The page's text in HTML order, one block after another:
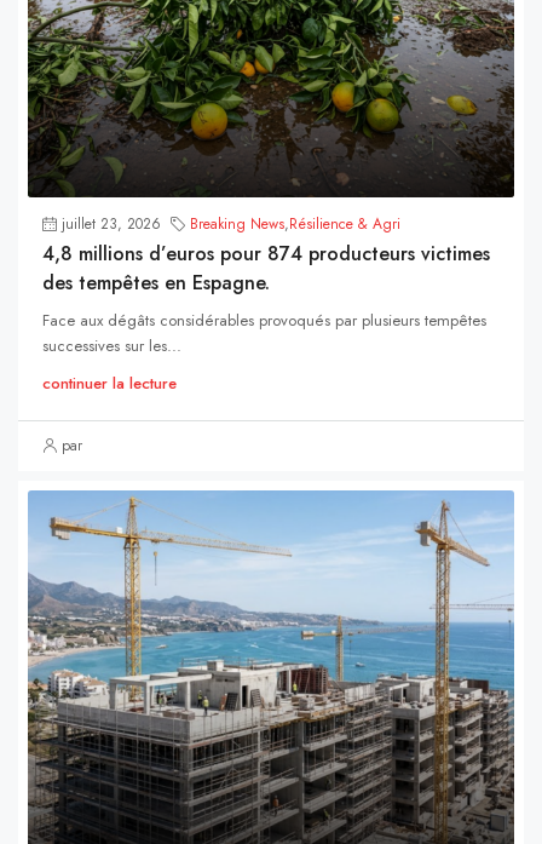
juillet 23, 2026 Breaking News,Résilience & Agri
4,8 millions d’euros pour 874 producteurs victimes
des tempêtes en Espagne.
Face aux dégâts considérables provoqués par plusieurs tempêtes
successives sur les...
continuer la lecture
par